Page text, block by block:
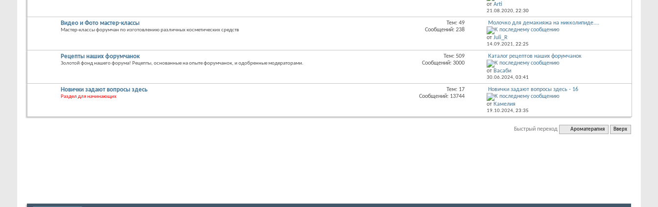
от Arti
21.08.2020, 22:30
Видео и Фото мастер-классы
Мастер-классы форумчан по изготовлению различных косметических средств
Тем: 49
Сообщений: 238
Молочко для демакияжа на никколипиде....
от Juli_R
14.09.2021, 22:25
Рецепты наших форумчанок
Золотой фонд нашего форума! Рецепты, основанные на опыте форумчанок, и одобренные модераторами.
Тем: 509
Сообщений: 3000
Каталог рецептов наших форумчанок
от Васаби
30.06.2024, 03:41
Новички задают вопросы здесь
Раздел для начинающих
Тем: 17
Сообщений: 13744
Новички задают вопросы здесь - 16
от Камелия
19.10.2024, 23:35
Быстрый переход Ароматерапия Вверх